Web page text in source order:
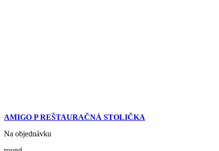
AMIGO P REŠTAURAČNÁ STOLIČKA
Na objednávku